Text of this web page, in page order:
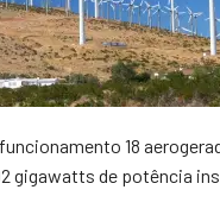
18
gigawatts de potência